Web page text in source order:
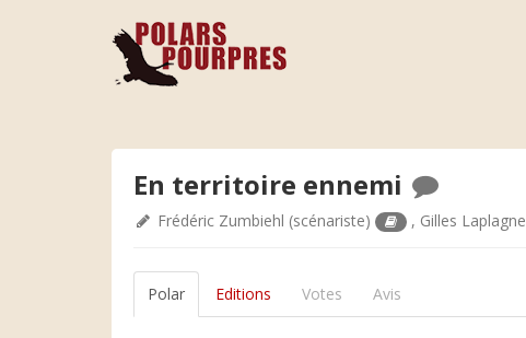
En territoire ennemi
Frédéric Zumbiehl (scénariste) , Gilles Laplagne
Polar Editions Votes Avis